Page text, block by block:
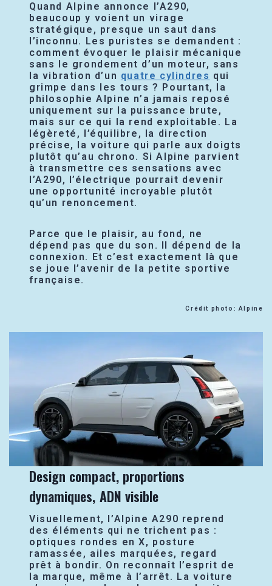
Quand Alpine annonce l’A290,
beaucoup y voient un virage
stratégique, presque un saut dans
l’inconnu. Les puristes se demandent :
comment évoquer le plaisir mécanique
sans le grondement d’un moteur, sans
la vibration d’un quatre cylindres qui
grimpe dans les tours ? Pourtant, la
philosophie Alpine n’a jamais reposé
uniquement sur la puissance brute,
mais sur ce qui la rend exploitable. La
légèreté, l’équilibre, la direction
précise, la voiture qui parle aux doigts
plutôt qu’au chrono. Si Alpine parvient
à transmettre ces sensations avec
l’A290, l’électrique pourrait devenir
une opportunité incroyable plutôt
qu’un renoncement.
Parce que le plaisir, au fond, ne
dépend pas que du son. Il dépend de la
connexion. Et c’est exactement là que
se joue l’avenir de la petite sportive
française.
Crédit photo: Alpine
Design compact, proportions
dynamiques, ADN visible
Visuellement, l’Alpine A290 reprend
des éléments qui ne trichent pas :
optiques rondes en X, posture
ramassée, ailes marquées, regard
prêt à bondir. On reconnaît l’esprit de
la marque, même à l’arrêt. La voiture